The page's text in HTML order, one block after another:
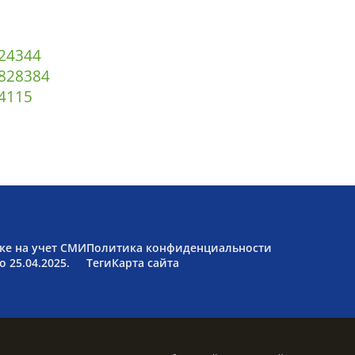
4344
8384
115
на учет СМИ
25.04.2025.
Политика конфиденциальности
ТегиКарта сайта